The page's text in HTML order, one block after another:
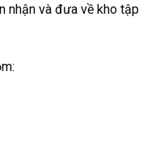
nhận và đưa về kho tập